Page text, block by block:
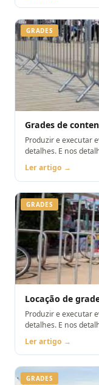
GRADES
Grades de
Produzir e executar
detalhes. E nos detalhes da
de contenção para
Ler artigo →
GRADES
Locação de
Produzir e executar
detalhes. E nos detalhes da
de grades para shows
Ler artigo →
GRADES